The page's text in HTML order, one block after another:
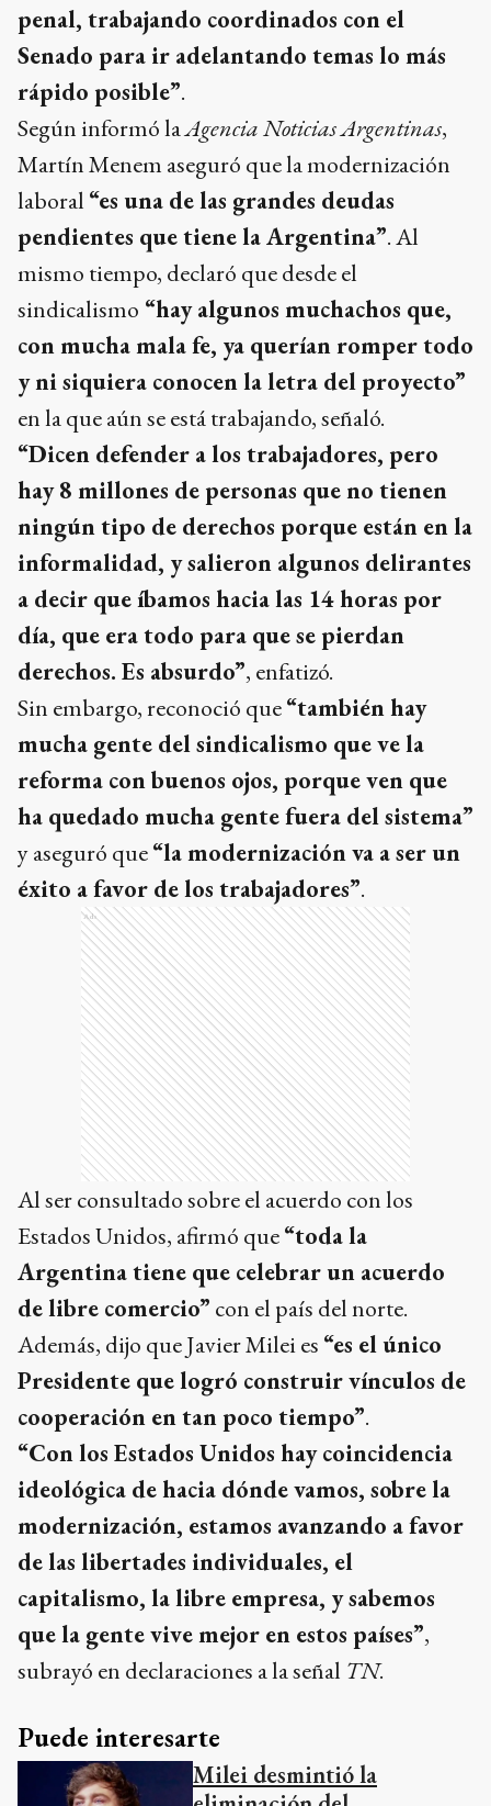
penal, trabajando coordinados con el
Senado para ir adelantando temas lo más
rápido posible”.
Según informó laAgencia Noticias Argentinas,
Martín Menem aseguró que la modernización
laboral “es una de las grandes deudas
pendientes que tiene la Argentina”. Al
mismo tiempo, declaró que desde el
sindicalismo “hay algunos muchachos que,
con mucha mala fe, ya querían romper todo
y ni siquiera conocen la letra del proyecto”
en la que aún se está trabajando, señaló.
“Dicen defender a los trabajadores, pero
hay 8 millones de personas que no tienen
ningún tipo de derechos porque están en la
informalidad, y salieron algunos delirantes
a decir que íbamos hacia las 14 horas por
día, que era todo para que se pierdan
derechos. Es absurdo”, enfatizó.
Sin embargo, reconoció que“también hay
mucha gente del sindicalismo que ve la
reforma con buenos ojos, porque ven que
ha quedado mucha gente fuera del sistema”
y aseguró que“la modernización va a ser un
éxito a favor de los trabajadores”.
Ads
Al ser consultado sobre el acuerdo con los
Estados Unidos, afirmó que“toda la
Argentina tiene que celebrar un acuerdo
de libre comercio” con el país del norte.
Además, dijo que Javier Milei es “es el único
Presidente que logró construir vínculos de
cooperación en tan poco tiempo”.
“Con los Estados Unidos hay coincidencia
ideológica de hacia dónde vamos, sobre la
modernización, estamos avanzando a favor
de las libertades individuales, el
capitalismo, la libre empresa, y sabemos
que la gente vive mejor en estos países”,
subrayó en declaraciones a la señal TN.
Puede interesarte
Milei desmintió la